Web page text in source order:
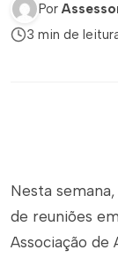
Por
3 min de
Nesta
de reuniões
Associação de